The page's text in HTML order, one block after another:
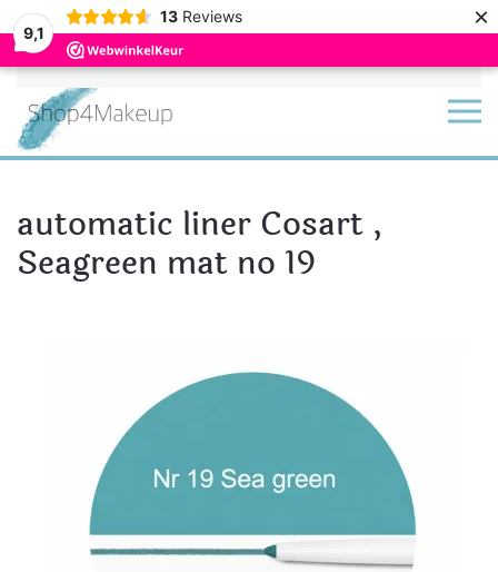
9,1
13 Reviews ×
Terug naar hoofdinhoud
automatic liner Cosart ,
Seagreen mat no 19